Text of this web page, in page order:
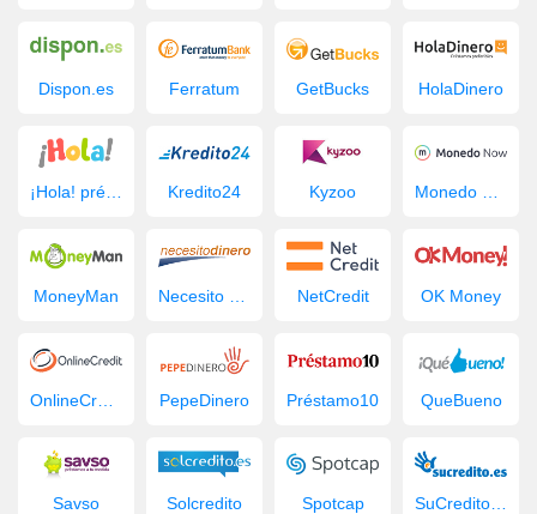
Dispon.es Ferratum GetBucks HolaDinero
¡Hola! préstamo Kredito24 Kyzoo Monedo Now
MoneyMan NetCredit OK Money
PepeDinero Préstamo10 QueBueno
Savso Solcredito Spotcap SuCredito.es